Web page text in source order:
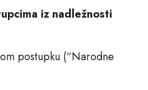
iz nadležnosti
postupku (“Narodne